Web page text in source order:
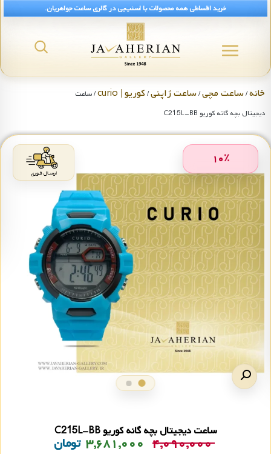
خرید اقساطی همه محصولات با اسنپ‌پی در گالری ساعت جواهریان.
خانه/ساعت مچی/ساعت ژاپنی/ کوریو | curio
/ ساعت
دیجیتال بچه گانه کوریو C215L-BB
۱۰٪
ساعت دیجیتال بچه گانه کوریو C215L-BB
۴,۰۹۰,۰۰۰ ۳,۶۸۱,۰۰۰ تومان